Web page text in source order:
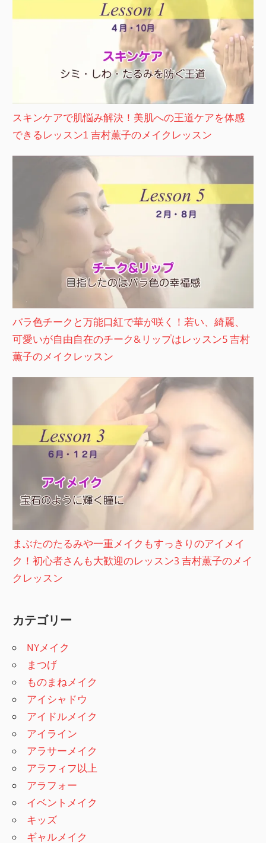
スキンケアで肌悩み解決！美肌への王道ケアを体感
できるレッスン1 吉村薫子のメイクレッスン
バラ色チークと万能口紅で華が咲く！若い、綺麗、
可愛いが自由自在のチーク&リップはレッスン5 吉村
薫子のメイクレッスン
まぶたのたるみや一重メイクもすっきりのアイメイ
ク！初心者さんも大歓迎のレッスン3 吉村薫子のメイ
クレッスン
カテゴリー
NYメイク
まつげ
ものまねメイク
アイシャドウ
アイドルメイク
アイライン
アラサーメイク
アラフィフ以上
アラフォー
イベントメイク
キッズ
ギャルメイク